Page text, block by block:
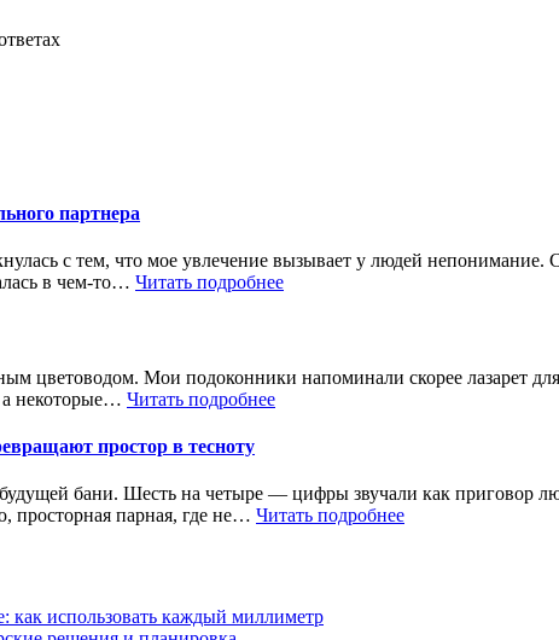
партнера
с тем, что мое увлечение вызывает у людей
в чем-то… Читать подробнее
цветоводом. Мои подоконники напоминали скорее лазарет
а некоторые… Читать подробнее
простор в тесноту
бани. Шесть на четыре — цифры звучали как приговор
просторная парная, где не… Читать подробнее
как использовать каждый миллиметр